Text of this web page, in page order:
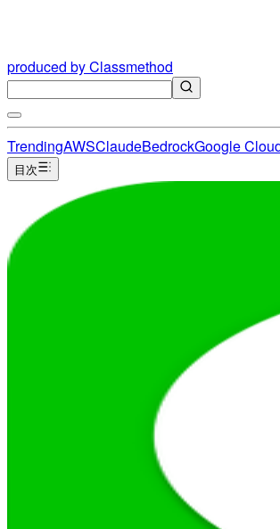
produced by Classmethod
TrendingAWSClaudeBedrockGoogle
目次